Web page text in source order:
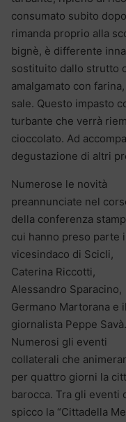
consumato subito
rimanda proprio alla
bignè, è differente
sostituito dallo strutto
amalgamato con
sale. Questo impasto
turbante che verrà
cioccolato. Ad
degustazione di altri
Numerose le novità
preannunciate nel
della conferenza
cui hanno preso parte
vicesindaco di Scicli,
Caterina Riccotti,
Alessandro Sparacino,
Germano Martorana e il
giornalista Peppe Savà.
Numerosi gli eventi
collaterali che
per quattro giorni la
barocca. Tra gli eventi
spicco la “Cittadella